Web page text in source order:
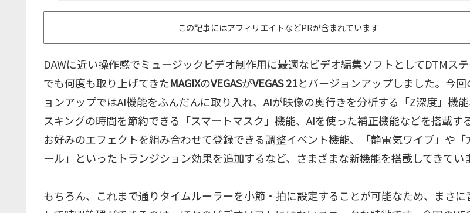
この記事にはアフィリエイトなどPRが含まれています
DAWに近い操作感でミュージックビデオ制作用に最適なビデオ編集ソフトとしてDTMス
でも何度も取り上げてきたMAGIXのVEGASがVEGAS 21とバージョンアップしました。今回
ョンアップではAI機能をふんだんに取り入れ、AIが映像の奥行きを分析する「Z深度」機
スキングの時間を節約できる「スマートマスク」機能、AIを使った補正機能などを搭載する
お好みのエフェクトを組み合わせて登録できる調整イベント機能、「静電気ワイプ」や「
ール」といったトランジション効果を追加するなど、さまざまな新機能を搭載してきてい
もちろん、これまで通りタイムルーラーを小節・拍に設定することが可能なため、まさに